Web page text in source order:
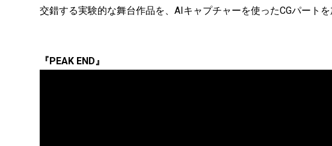
交錯する実験的な舞台作品を、AIキャプチャーを使ったCGパートを
『PEAK END』